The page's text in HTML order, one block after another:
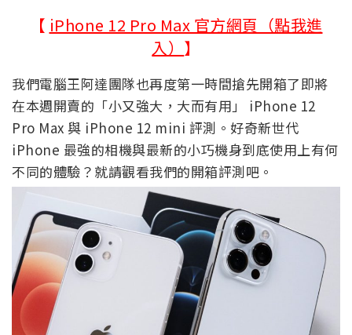
【 iPhone 12 Pro Max 官方網頁（點我進
入） 】
我們電腦王阿達團隊也再度第一時間搶先開箱了即將
在本週開賣的「小又強大，大而有用」 iPhone 12
Pro Max 與 iPhone 12 mini 評測。好奇新世代
iPhone 最強的相機與最新的小巧機身到底使用上有何
不同的體驗？就請觀看我們的開箱評測吧。